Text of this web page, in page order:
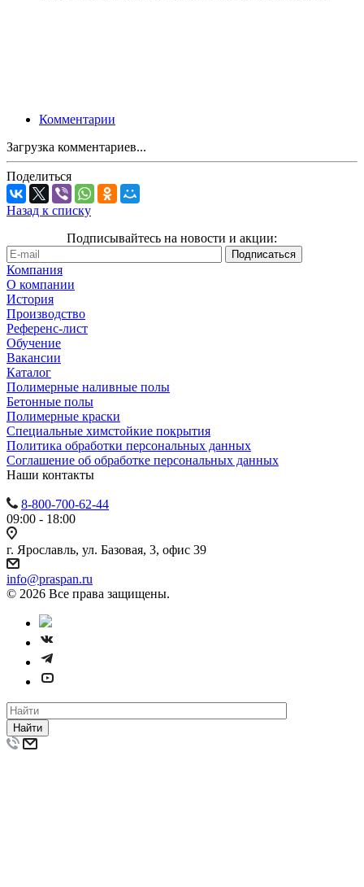
Комментарии
Загрузка комментариев...
Поделиться
Назад к списку
Подписывайтесь на новости и акции:
Компания
О компании
История
Производство
Референс-лист
Обучение
Вакансии
Каталог
Полимерные наливные полы
Бетонные полы
Полимерные краски
Специальные химстойкие покрытия
Политика обработки персональных данных
Cоглашение об обработке персональных данных
Наши контакты
8-800-700-62-44
09:00 - 18:00
г. Ярославль, ул. Базовая, 3, офис 39
info@praspan.ru
© 2026 Все права защищены.
Найти